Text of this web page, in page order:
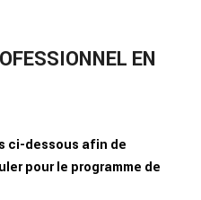
EN
ci-dessous afin de
pour le programme de